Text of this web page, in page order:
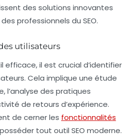
des solutions innovantes
des professionnels du SEO.
utilisateurs
efficace, il est crucial d’identifier
Cela implique une étude
l’analyse des pratiques
de retours d’expérience.
de cerner les fonctionnalités
tout outil SEO moderne.